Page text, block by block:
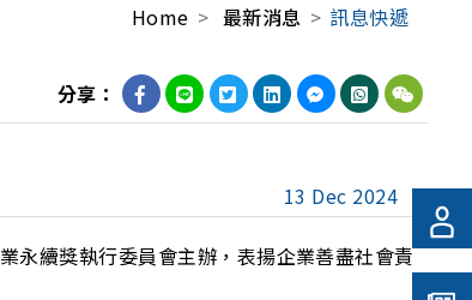
Home 最新消息 訊息快遞
分享：
13 Dec 2024
永續獎執行委員會主辦，表揚企業善盡社會責